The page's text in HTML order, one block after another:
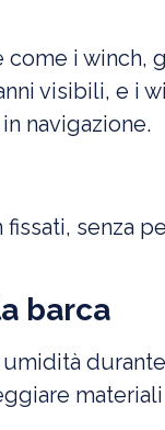
i winch,
visibili, e i
navigazione.
senza
barca